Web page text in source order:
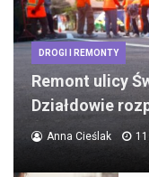
DROGI I REMONTY
Remont ulicy
Działdowie
Anna Cieślak